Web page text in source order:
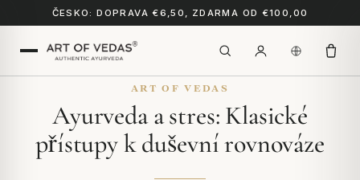
ČESKO: DOPRAVA €6,50, ZDARMA OD €100,00
ART OF VEDAS
Ayurveda a stres: Klasické
přístupy k duševní rovnováze